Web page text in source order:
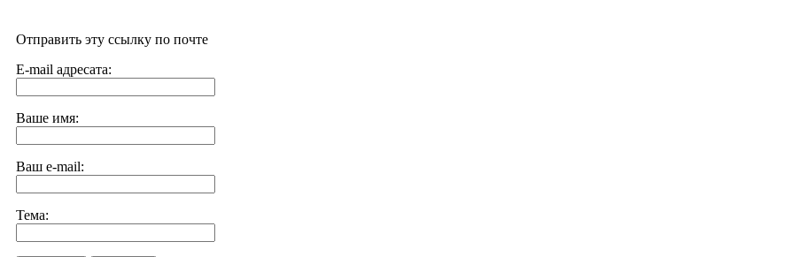
Отправить эту ссылку по почте
E-mail адресата:
Ваше имя:
Ваш e-mail:
Тема: